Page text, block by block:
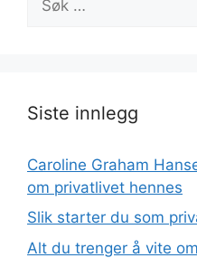
etter:
Siste innlegg
Caroline Graham
om privatlivet hennes
Slik starter du som
Alt du trenger å vite